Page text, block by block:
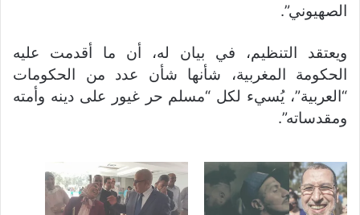
الصهيوني”.
ويعتقد التنظيم، في بيان له، أن ما أقدمت عليه
الحكومة المغربية، شأنها شأن عدد من الحكومات
“العربية”، يُسيء لكل “مسلم حر غيور على دينه وأمته
ومقدساته”.